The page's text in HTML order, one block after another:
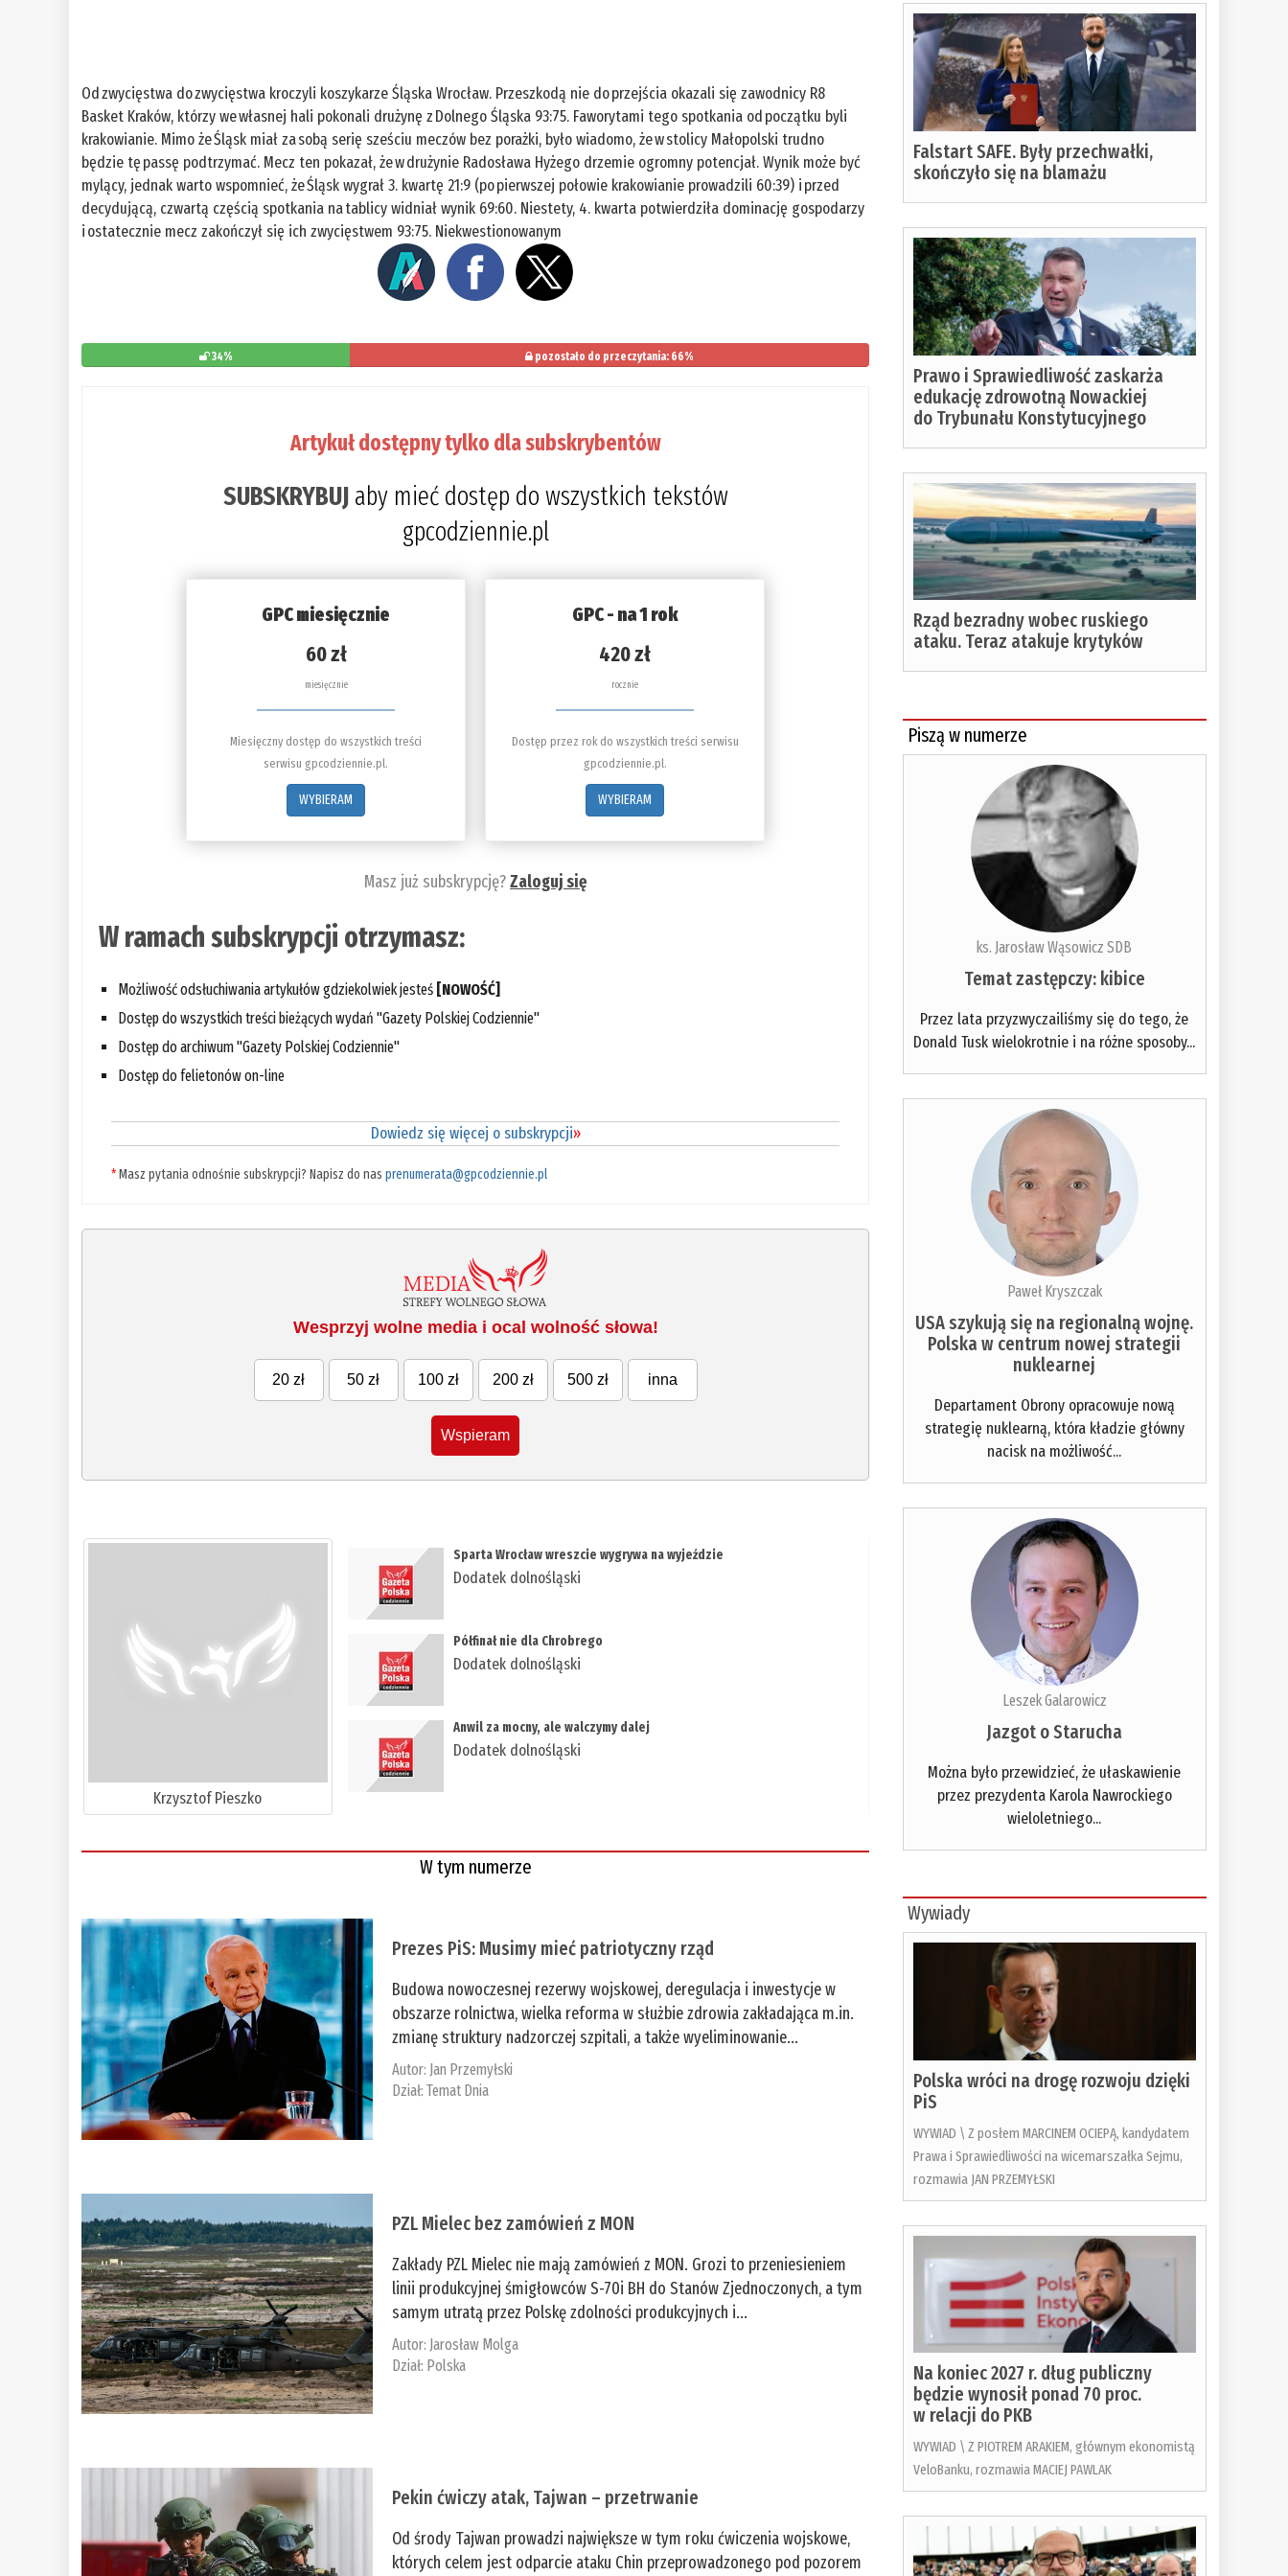
Od zwycięstwa do zwycięstwa kroczyli koszykarze Śląska Wrocław. Przeszkodą nie do przejścia okazali się zawodnicy R8
Basket Kraków, którzy we własnej hali pokonali drużynę z Dolnego Śląska 93:75. Faworytami tego spotkania od początku byli
krakowianie. Mimo że Śląsk miał za sobą serię sześciu meczów bez porażki, było wiadomo, że w stolicy Małopolski trudno
będzie tę passę podtrzymać. Mecz ten pokazał, że w drużynie Radosława Hyżego drzemie ogromny potencjał. Wynik może być
mylący, jednak warto wspomnieć, że Śląsk wygrał 3. kwartę 21:9 (po pierwszej połowie krakowianie prowadzili 60:39) i przed
decydującą, czwartą częścią spotkania na tablicy widniał wynik 69:60. Niestety, 4. kwarta potwierdziła dominację gospodarzy
i ostatecznie mecz zakończył się ich zwycięstwem 93:75. Niekwestionowanym
34% pozostało do przeczytania: 66%
Artykuł dostępny tylko dla subskrybentów
SUBSKRYBUJaby mieć dostęp do wszystkich tekstów
gpcodziennie.pl
GPC miesięcznie
60 zł
miesięcznie
Miesięczny dostęp do wszystkich treści
serwisu gpcodziennie.pl.
WYBIERAM
GPC - na 1 rok
420 zł
rocznie
Dostęp przez rok do wszystkich treści serwisu
gpcodziennie.pl.
WYBIERAM
Masz już subskrypcję?Zaloguj się
W ramach subskrypcji otrzymasz:
Możliwość odsłuchiwania artykułów gdziekolwiek jesteś [NOWOŚĆ]
Dostęp do wszystkich treści bieżących wydań "Gazety Polskiej Codziennie"
Dostęp do archiwum "Gazety Polskiej Codziennie"
Dostęp do felietonów on-line
Dowiedz się więcej o subskrypcji»
*Masz pytania odnośnie subskrypcji? Napisz do nasprenumerata@gpcodziennie.pl
Wesprzyj wolne media i ocal wolność słowa!
20 zł 50 zł 100 zł 200 zł 500 zł inna
Wspieram
Krzysztof Pieszko
​Sparta Wrocław wreszcie wygrywa na wyjeździe
Dodatek dolnośląski
​Półfinał nie dla Chrobrego
Dodatek dolnośląski
​Anwil za mocny, ale walczymy dalej
Dodatek dolnośląski
W tym numerze
Prezes PiS: Musimy mieć patriotyczny rząd
Budowa nowoczesnej rezerwy wojskowej, deregulacja i inwestycje w
obszarze rolnictwa, wielka reforma w służbie zdrowia zakładająca m.in.
zmianę struktury nadzorczej szpitali, a także wyeliminowanie...
Autor: Jan Przemyłski
Dział:Temat Dnia
PZL Mielec bez zamówień z MON
Zakłady PZL Mielec nie mają zamówień z MON. Grozi to przeniesieniem
linii produkcyjnej śmigłowców S-70i BH do Stanów Zjednoczonych, a tym
samym utratą przez Polskę zdolności produkcyjnych i...
Autor: Jarosław Molga
Dział: Polska
Pekin ćwiczy atak, Tajwan – przetrwanie
Od środy Tajwan prowadzi największe w tym roku ćwiczenia wojskowe,
których celem jest odparcie ataku Chin przeprowadzonego pod pozorem
Falstart SAFE. Były przechwałki,
skończyło się na blamażu
Prawo i Sprawiedliwość zaskarża
edukację zdrowotną Nowackiej
do Trybunału Konstytucyjnego
Rząd bezradny wobec ruskiego
ataku. Teraz atakuje krytyków
Piszą w numerze
ks. Jarosław Wąsowicz SDB
Temat zastępczy: kibice
Przez lata przyzwyczailiśmy się do tego, że
Donald Tusk wielokrotnie i na różne sposoby...
Paweł Kryszczak
USA szykują się na regionalną wojnę.
Polska w centrum nowej strategii
nuklearnej
Departament Obrony opracowuje nową
strategię nuklearną, która kładzie główny
nacisk na możliwość...
Leszek Galarowicz
Jazgot o Starucha
Można było przewidzieć, że ułaskawienie
przez prezydenta Karola Nawrockiego
wieloletniego...
Wywiady
Polska wróci na drogę rozwoju dzięki
PiS
WYWIAD \ Z posłem MARCINEM OCIEPĄ, kandydatem
Prawa i Sprawiedliwości na wicemarszałka Sejmu,
rozmawia JAN PRZEMYŁSKI
Na koniec 2027 r. dług publiczny
będzie wynosił ponad 70 proc.
w relacji do PKB
WYWIAD \ Z PIOTREM ARAKIEM, głównym ekonomistą
VeloBanku, rozmawia MACIEJ PAWLAK